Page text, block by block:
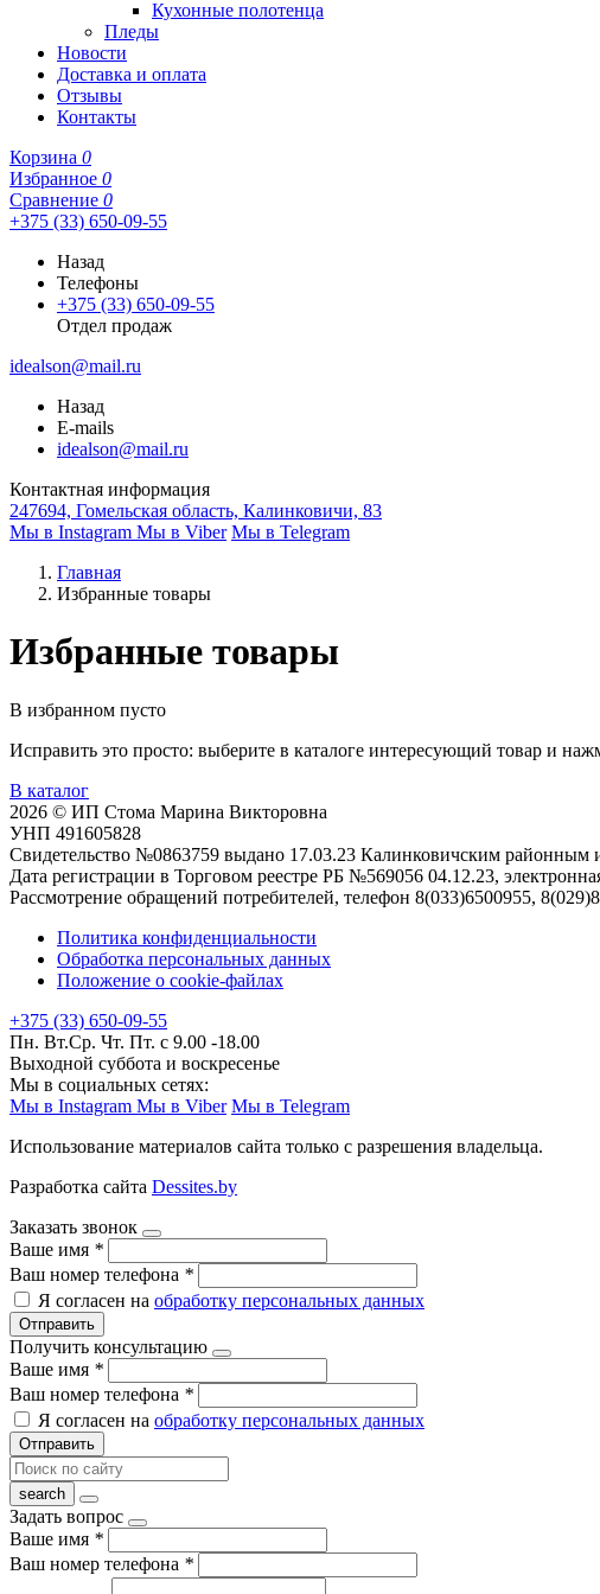
Кухонные полотенца
Пледы
Новости
Доставка и оплата
Отзывы
Контакты
Корзина 0
Избранное 0
Сравнение 0
+375 (33) 650-09-55
Назад
Телефоны
+375 (33) 650-09-55
Отдел продаж
idealson@mail.ru
Назад
E-mails
idealson@mail.ru
Контактная информация
247694, Гомельская область, Калинковичи, 83
Мы в Instagram Мы в Viber Мы в Telegram
Главная
Избранные товары
Избранные товары
В избранном пусто
Исправить это просто: выберите в каталоге интересующий товар и
В каталог
2026 © ИП Стома Марина Викторовна
УНП 491605828
Свидетельство №0863759 выдано 17.03.23 Калинковичским районным
Дата регистрации в Торговом реестре РБ №569056 04.12.23,
Рассмотрение обращений потребителей, телефон 8(033)6500955,
Политика конфиденциальности
Обработка персональных данных
Положение о cookie-файлах
+375 (33) 650-09-55
Пн. Вт.Ср. Чт. Пт. с 9.00 -18.00
Выходной суббота и воскресенье
Мы в социальных сетях:
Мы в Instagram Мы в Viber Мы в Telegram
Использование материалов сайта только с разрешения владельца.
Разработка сайта Dessites.by
Заказать звонок
Ваше имя *
Ваш номер телефона *
Я согласен на обработку персональных данных
Отправить
Получить консультацию
Ваше имя *
Ваш номер телефона *
Я согласен на обработку персональных данных
Отправить
Задать вопрос
Ваше имя *
Ваш номер телефона *